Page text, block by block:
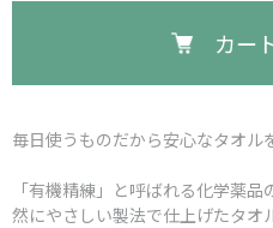
カー
毎日使うものだから安心なタオル
「有機精練」と呼ばれる化学薬
然にやさしい製法で仕上げたタオ